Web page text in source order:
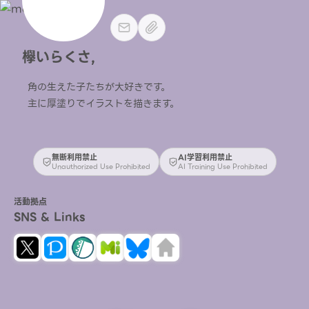
欅いらくさ,
角の生えた子たちが大好きです。
主に厚塗りでイラストを描きます。
無断利用禁止
Unauthorized Use Prohibited
AI学習利用禁止
AI Training Use Prohibited
活動拠点
SNS & Links